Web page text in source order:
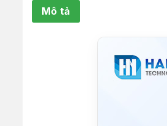
Mô tả